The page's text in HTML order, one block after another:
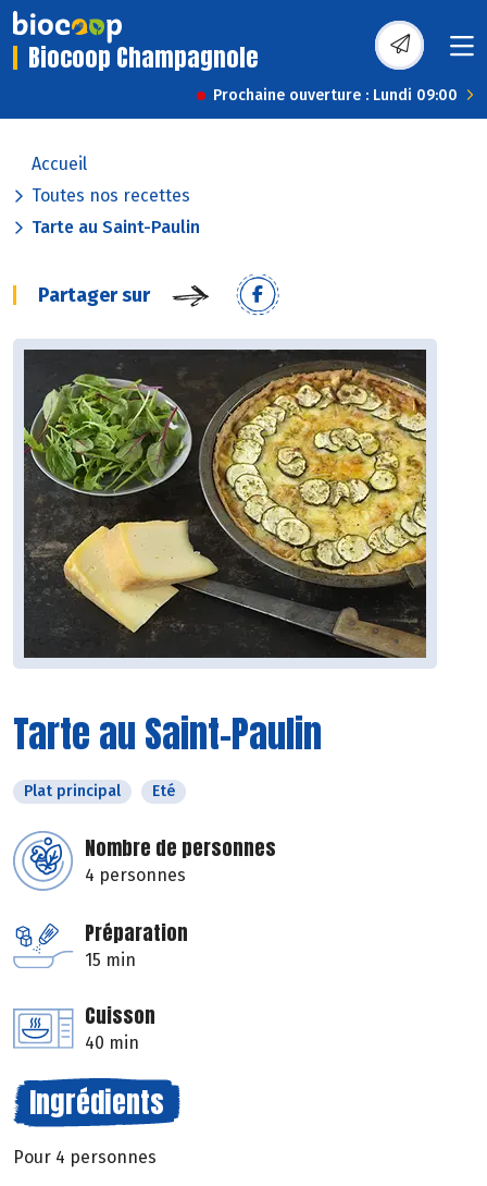
Biocoop Champagnole
Prochaine ouverture : Lundi 09:00
Accueil
Toutes nos recettes
Tarte au Saint-Paulin
Partager sur
Tarte au Saint-Paulin
Plat principal Eté
Nombre de personnes
4 personnes
Préparation
15 min
Cuisson
40 min
Ingrédients
Pour 4 personnes